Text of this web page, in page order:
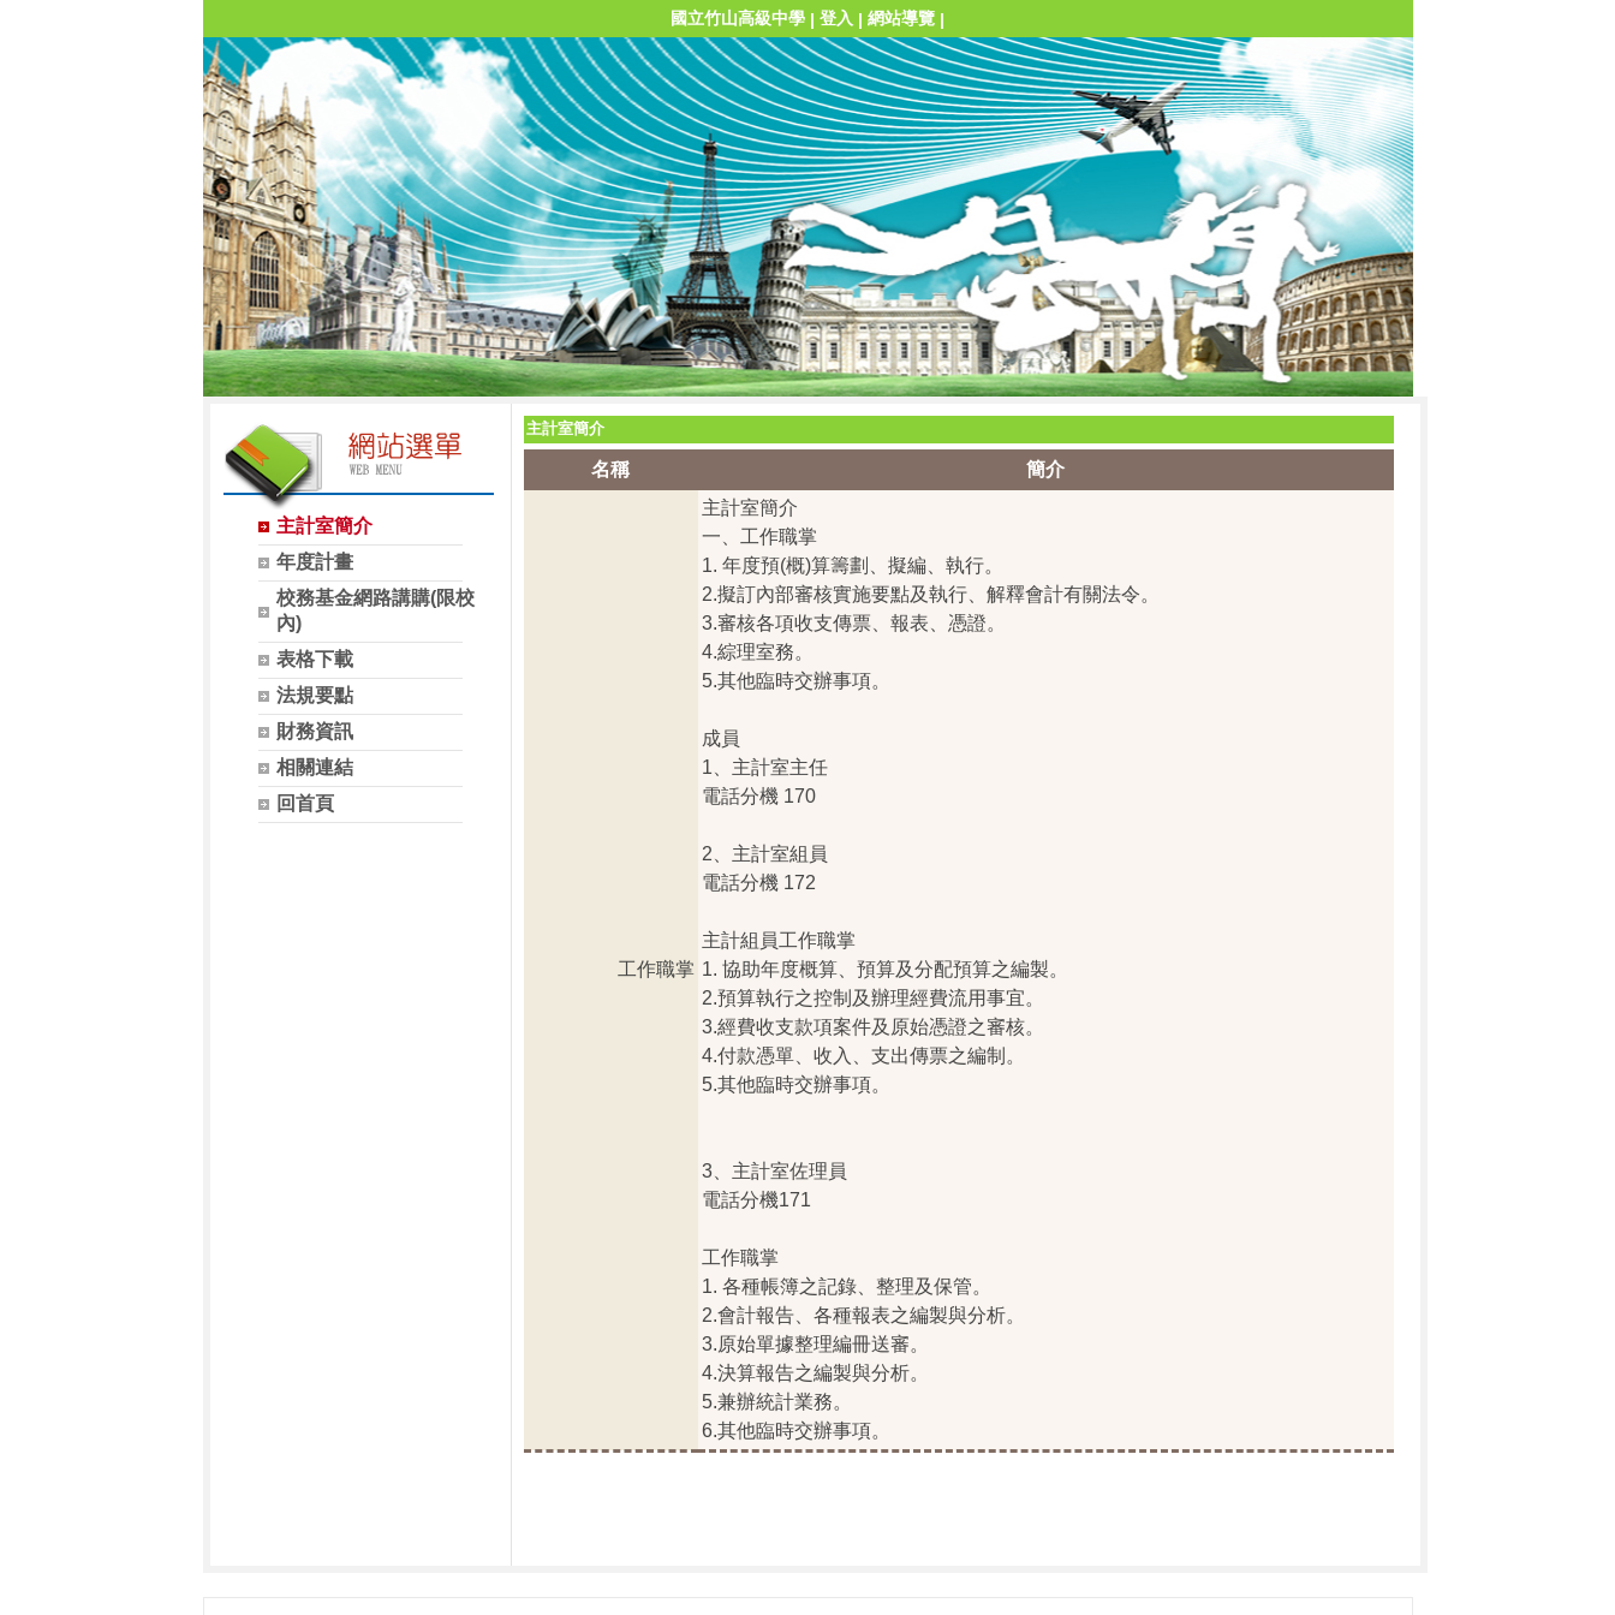
國立竹山高級中學 | 登入 | 網站導覽 |
主計室簡介
年度計畫
校務基金網路講購(限校
內)
表格下載
法規要點
財務資訊
相關連結
回首頁
主計室簡介
名稱 簡介
工作職掌
主計室簡介
一、工作職掌
1. 年度預(概)算籌劃、擬編、執行。
2.擬訂內部審核實施要點及執行、解釋會計有關法令。
3.審核各項收支傳票、報表、憑證。
4.綜理室務。
5.其他臨時交辦事項。
成員
1、主計室主任
電話分機 170
2、主計室組員
電話分機 172
主計組員工作職掌
1. 協助年度概算、預算及分配預算之編製。
2.預算執行之控制及辦理經費流用事宜。
3.經費收支款項案件及原始憑證之審核。
4.付款憑單、收入、支出傳票之編制。
5.其他臨時交辦事項。
3、主計室佐理員
電話分機171
工作職掌
1. 各種帳簿之記錄、整理及保管。
2.會計報告、各種報表之編製與分析。
3.原始單據整理編冊送審。
4.決算報告之編製與分析。
5.兼辦統計業務。
6.其他臨時交辦事項。